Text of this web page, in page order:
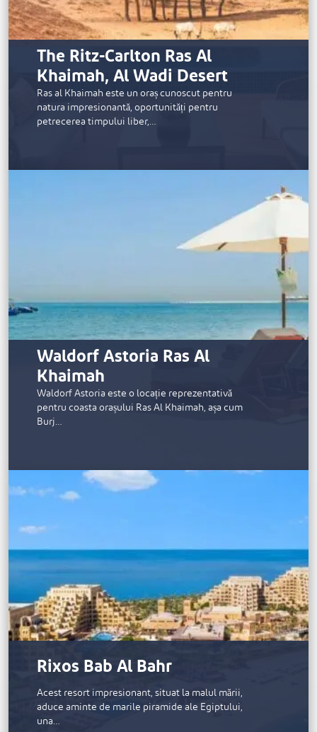
The Ritz-Carlton Ras Al
Khaimah, Al Wadi Desert
Ras al Khaimah este un oraș cunoscut pentru
natura impresionantă, oportunități pentru
petrecerea timpului liber,…
Waldorf Astoria Ras Al
Khaimah
Waldorf Astoria este o locație reprezentativă
pentru coasta orașului Ras Al Khaimah, așa cum
Burj…
Rixos Bab Al Bahr
Acest resort impresionant, situat la malul mării,
aduce aminte de marile piramide ale Egiptului,
una…